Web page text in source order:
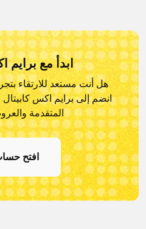
ابدأ مع برايم
هل أنت مستعد للارتقاء
انضم إلى برايم اكس كابيتال
المتقدمة
افتح